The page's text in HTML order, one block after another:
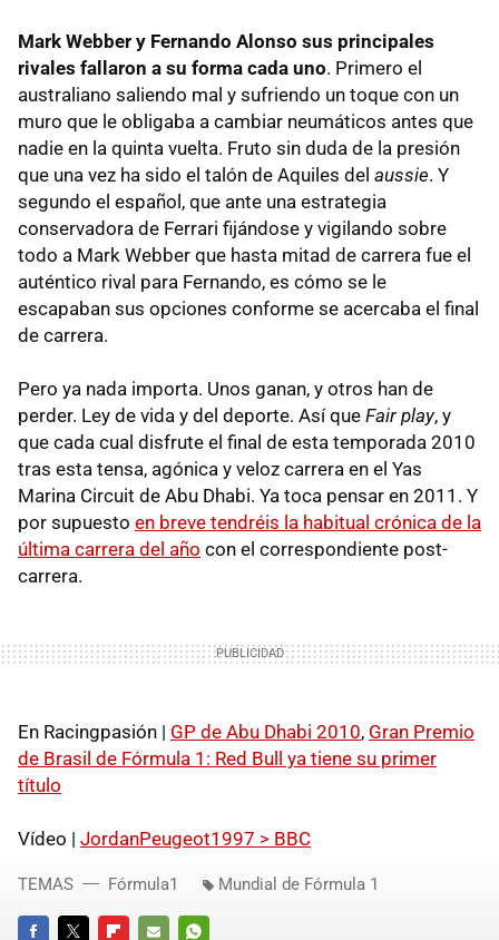
Mark Webber y Fernando Alonso sus principales
rivales fallaron a su forma cada uno. Primero el
australiano saliendo mal y sufriendo un toque con un
muro que le obligaba a cambiar neumáticos antes que
nadie en la quinta vuelta. Fruto sin duda de la presión
que una vez ha sido el talón de Aquiles del aussie. Y
segundo el español, que ante una estrategia
conservadora de Ferrari fijándose y vigilando sobre
todo a Mark Webber que hasta mitad de carrera fue el
auténtico rival para Fernando, es cómo se le
escapaban sus opciones conforme se acercaba el final
de carrera.
Pero ya nada importa. Unos ganan, y otros han de
perder. Ley de vida y del deporte. Así que Fair play, y
que cada cual disfrute el final de esta temporada 2010
tras esta tensa, agónica y veloz carrera en el Yas
Marina Circuit de Abu Dhabi. Ya toca pensar en 2011. Y
por supuesto en breve tendréis la habitual crónica de la
última carrera del año con el correspondiente post-
carrera.
En Racingpasión | GP de Abu Dhabi 2010, Gran Premio
de Brasil de Fórmula 1: Red Bull ya tiene su primer
título
Vídeo | JordanPeugeot1997 > BBC
TEMAS Fórmula1 Mundial de Fórmula 1